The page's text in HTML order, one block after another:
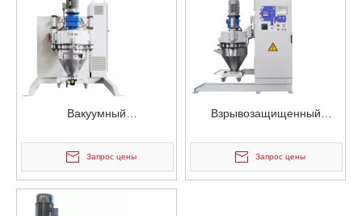
Вакуумный
смеситель для порошка
непрерывного действия
Запрос цены
Взрывозащищенный
электростатический
смеситель для контейнеров
Запрос цены